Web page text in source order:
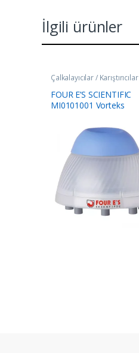
İlgili ürünler
Çalkalayıcılar / Karıştırıcılar
FOUR E’S SCIENTIFIC
MI0101001 Vorteks